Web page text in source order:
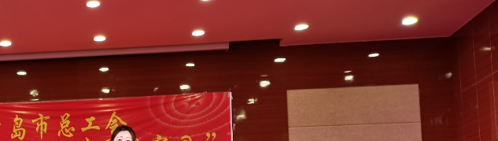
2026-07-28